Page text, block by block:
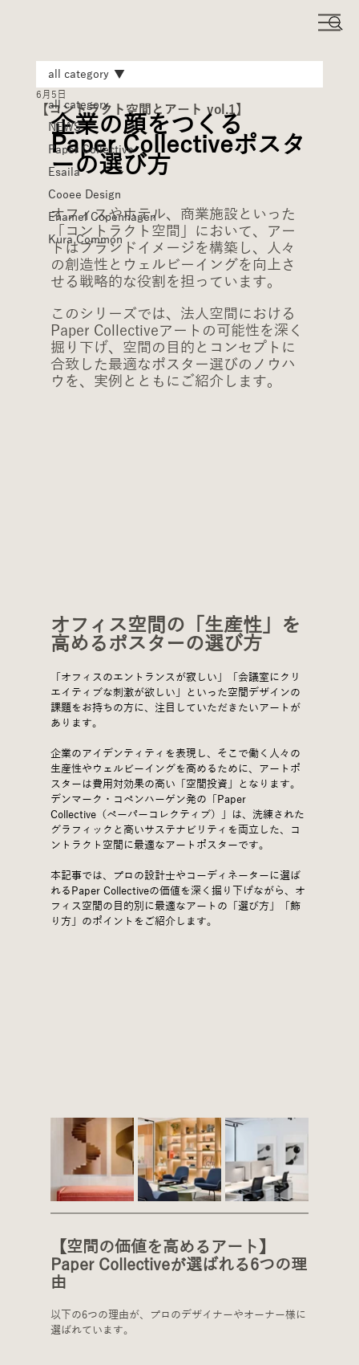
all category
NEWS
Paper Collective
Esaila
Cooee Design
Enamel Copenhagen
Kura Common
all category
【コントラクト空間とアート vol.1】
6月5日
企業の顔をつくる
Paper Collectiveポスタ
ーの選び方
オフィスやホテル、商業施設といった
「コントラクト空間」において、アー
トはブランドイメージを構築し、人々
の創造性とウェルビーイングを向上さ
せる戦略的な役割を担っています。
このシリーズでは、法人空間における
Paper Collectiveアートの可能性を深く
掘り下げ、空間の目的とコンセプトに
合致した最適なポスター選びのノウハ
ウを、実例とともにご紹介します。
オフィス空間の「生産性」を
高めるポスターの選び方
「オフィスのエントランスが寂しい」「会議室にクリ
エイティブな刺激が欲しい」といった空間デザインの
課題をお持ちの方に、注目していただきたいアートが
あります。
企業のアイデンティティを表現し、そこで働く人々の
生産性やウェルビーイングを高めるために、アートポ
スターは費用対効果の高い「空間投資」となります。
デンマーク・コペンハーゲン発の「Paper
Collective（ペーパーコレクティブ）」は、洗練された
グラフィックと高いサステナビリティを両立した、コ
ントラクト空間に最適なアートポスターです。
本記事では、プロの設計士やコーディネーターに選ば
れるPaper Collectiveの価値を深く掘り下げながら、オ
フィス空間の目的別に最適なアートの「選び方」「飾
り方」のポイントをご紹介します。
【空間の価値を高めるアート】
Paper Collectiveが選ばれる6つの理
由
以下の6つの理由が、プロのデザイナーやオーナー様に
選ばれています。